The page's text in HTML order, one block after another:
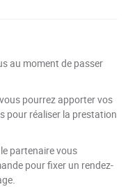
au moment de passer
vous pourrez apporter vos
pour réaliser la prestation
le partenaire vous
pour fixer un rendez-